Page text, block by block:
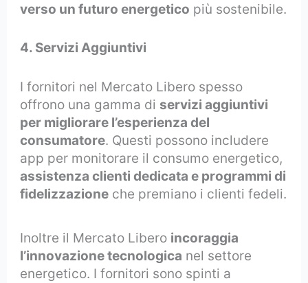
verso un futuro energetico più sostenibile.
4. Servizi Aggiuntivi
I fornitori nel Mercato Libero spesso
offrono una gamma di servizi aggiuntivi
per migliorare l’esperienza del
consumatore. Questi possono includere
app per monitorare il consumo energetico,
assistenza clienti dedicata e programmi di
fidelizzazione che premiano i clienti fedeli.
Inoltre il Mercato Libero incoraggia
l’innovazione tecnologica nel settore
energetico. I fornitori sono spinti a